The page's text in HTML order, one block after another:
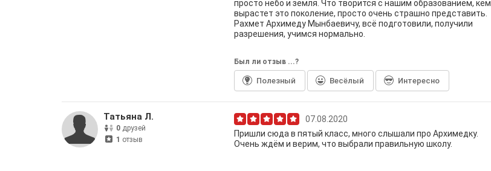
просто небо и земля. Что творится с нашим образованием, кем
вырастет это поколение, просто очень страшно представить.
Рахмет Архимеду Мынбаевичу, всё подготовили, получили
разрешения, учимся нормально.
Был ли отзыв ...?
Полезный Весёлый Интересно
Татьяна Л.
0 друзей
1 отзыв
07.08.2020
Пришли сюда в пятый класс, много слышали про Архимедку.
Очень ждём и верим, что выбрали правильную школу.